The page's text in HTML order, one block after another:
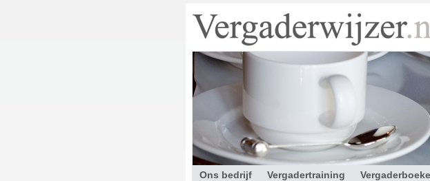
Ons bedrijf Vergadertraining